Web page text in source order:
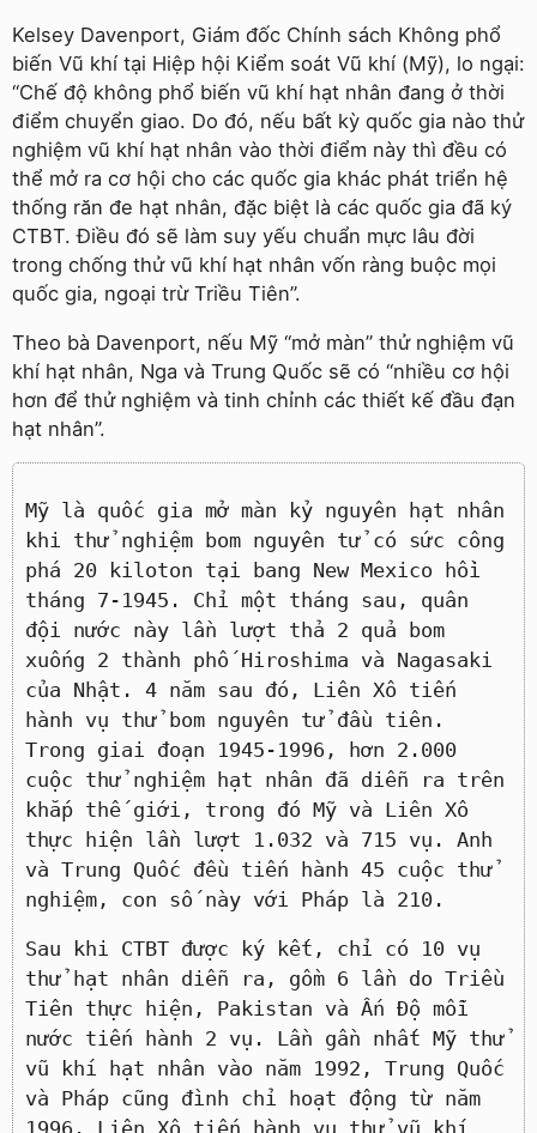
Kelsey Davenport, Giám đốc Chính sách Không phổ
biến Vũ khí tại Hiệp hội Kiểm soát Vũ khí (Mỹ), lo ngại:
“Chế độ không phổ biến vũ khí hạt nhân đang ở thời
điểm chuyển giao. Do đó, nếu bất kỳ quốc gia nào thử
nghiệm vũ khí hạt nhân vào thời điểm này thì đều có
thể mở ra cơ hội cho các quốc gia khác phát triển hệ
thống răn đe hạt nhân, đặc biệt là các quốc gia đã ký
CTBT. Điều đó sẽ làm suy yếu chuẩn mực lâu đời
trong chống thử vũ khí hạt nhân vốn ràng buộc mọi
quốc gia, ngoại trừ Triều Tiên”.
Theo bà Davenport, nếu Mỹ “mở màn” thử nghiệm vũ
khí hạt nhân, Nga và Trung Quốc sẽ có “nhiều cơ hội
hơn để thử nghiệm và tinh chỉnh các thiết kế đầu đạn
hạt nhân”.
Mỹ là quốc gia mở màn kỷ nguyên hạt nhân
khi thử nghiệm bom nguyên tử có sức công
phá 20 kiloton tại bang New Mexico hồi
tháng 7-1945. Chỉ một tháng sau, quân
đội nước này lần lượt thả 2 quả bom
xuống 2 thành phố Hiroshima và Nagasaki
của Nhật. 4 năm sau đó, Liên Xô tiến
hành vụ thử bom nguyên tử đầu tiên.
Trong giai đoạn 1945-1996, hơn 2.000
cuộc thử nghiệm hạt nhân đã diễn ra trên
khắp thế giới, trong đó Mỹ và Liên Xô
thực hiện lần lượt 1.032 và 715 vụ. Anh
và Trung Quốc đều tiến hành 45 cuộc thử
nghiệm, con số này với Pháp là 210.
Sau khi CTBT được ký kết, chỉ có 10 vụ
thử hạt nhân diễn ra, gồm 6 lần do Triều
Tiên thực hiện, Pakistan và Ấn Độ mỗi
nước tiến hành 2 vụ. Lần gần nhất Mỹ thử
vũ khí hạt nhân vào năm 1992, Trung Quốc
và Pháp cũng đình chỉ hoạt động từ năm